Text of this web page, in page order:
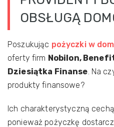
OBSŁUGĄ
Poszukując pożyczki w
oferty firm Nobilon,
Dziesiątka Finanse. Na
produkty finansowe?
Ich charakterystyczną
ponieważ pożyczkę